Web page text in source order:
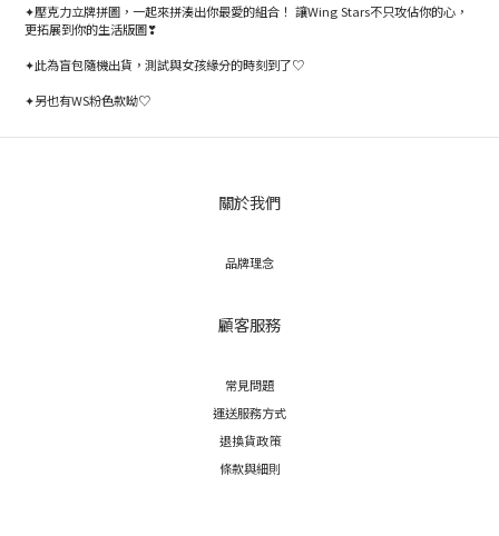
✦壓克力立牌拼圖，一起來拼湊出你最愛的組合！ 讓Wing Stars不只攻佔你的心，
更拓展到你的生活版圖❣
✦此為盲包隨機出貨，測試與女孩緣分的時刻到了♡
✦另也有WS粉色款呦♡
關於我們
品牌理念
顧客服務
常見問題
運送服務方式
退換貨政策
條款與細則